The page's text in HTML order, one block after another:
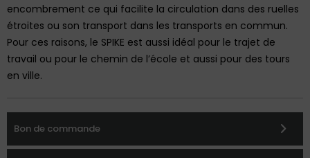
encombrement ce qui facilite la circulation dans des ruelles
étroites ou son transport dans les transports en commun.
Pour ces raisons, le SPIKE est aussi idéal pour le trajet de
travail ou pour le chemin de l’école et aussi pour des tours
en ville.
Bon de commande